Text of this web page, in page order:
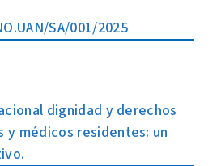
SA/001/2025
dignidad y derechos
y médicos residentes: un